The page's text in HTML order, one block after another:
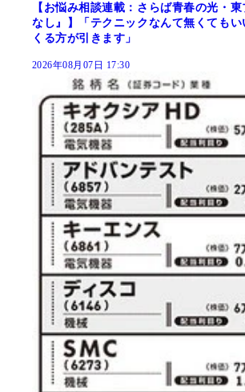
【お悩み相談連載：さらば青春の光・
なし』】「テクニックなんて無くても
くる方が引きます」
2026年08月07日 17:30